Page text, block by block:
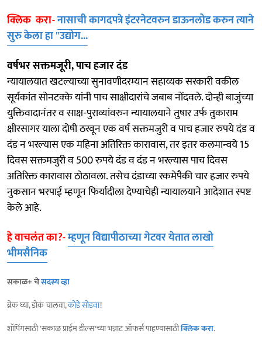
क्लिक करा-नासाची कागदपत्रे इंटरनेटवरुन डाऊनलोड करुन त्याने
सुरु केला हा "उद्योग...
वर्षभर सक्तमजूरी, पाच हजार दंड
न्यायालयात खटल्याच्या सुनावणीदरम्यान सहाय्यक सरकारी वकील
सूर्यकांत सोनटक्के यांनी पाच साक्षीदारांचे जबाब नोंदवले. दोन्ही बाजुंच्या
युक्तिवादानंतर व साक्ष-पुराव्यांवरुन न्यायालयाने तुषार उर्फ तुकाराम
क्षीरसागर याला दोषी ठरवून एक वर्ष सक्तमजुरी व पाच हजार रुपये दंड व
दंड न भरल्यास एक महिना अतिरिक्त कारावास, तर इतर कलमान्वये 15
दिवस सक्तमजुरी व 500 रुपये दंड व दंड न भरल्यास पाच दिवस
अतिरिक्त कारावास ठोठावला. तसेच दंडाच्या रकमेपैकी चार हजार रुपये
नुकसान भरपाई म्हणून फिर्यादीला देण्याचेही न्यायालयाने आदेशात स्पष्ट
केले आहे.
हे वाचलंत का?-म्हणून विद्यापीठाच्या गेटवर येतात लाखो
भीमसैनिक
सकाळ+ चेसदस्य व्हा
ब्रेक घ्या, डोकं चालवा,कोडे सोडवा!
शॉपिंगसाठी 'सकाळ प्राईम डील्स'च्या भन्नाट ऑफर्स पाहण्यासाठीक्लिक करा.